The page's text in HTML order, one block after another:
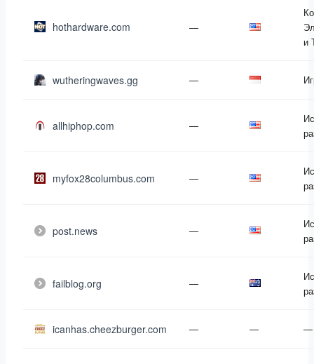
hothardware.com —
и
wutheringwaves.gg —
allhiphop.com —
myfox28columbus.com —
post.news —
failblog.org —
icanhas.cheezburger.com — — —